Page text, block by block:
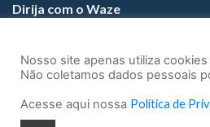
Dirija com o Waze
(11) 3147-1800
Nosso site apenas utiliza
Não coletamos dados pessoais
Acesse aqui nossa Política de